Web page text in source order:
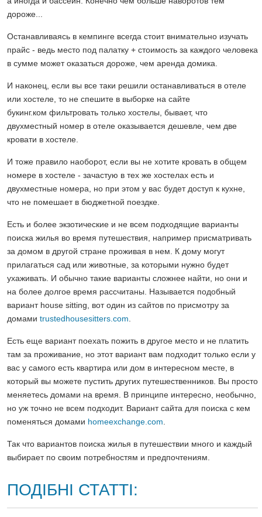
дороже...
Останавливаясь в кемпинге всегда стоит внимательно изучать
прайс - ведь место под палатку + стоимость за каждого человека
в сумме может оказаться дороже, чем аренда домика.
И наконец, если вы все таки решили останавливаться в отеле
или хостеле, то не спешите в выборке на сайте
букинг.ком фильтровать только хостелы, бывает, что
двухместный номер в отеле оказывается дешевле, чем две
кровати в хостеле.
И тоже правило наоборот, если вы не хотите кровать в общем
номере в хостеле - зачастую в тех же хостелах есть и
двухместные номера, но при этом у вас будет доступ к кухне,
что не помешает в бюджетной поездке.
Есть и более экзотические и не всем подходящие варианты
поиска жилья во время путешествия, например присматривать
за домом в другой стране проживая в нем. К дому могут
прилагаться сад или животные, за которыми нужно будет
ухаживать. И обычно такие варианты сложнее найти, но они и
на более долгое время рассчитаны. Называется подобный
вариант house sitting, вот один из сайтов по присмотру за
домами trustedhousesitters.com
Есть еще вариант поехать пожить в другое место и не платить
там за проживание, но этот вариант вам подходит только если у
вас у самого есть квартира или дом в интересном месте, в
который вы можете пустить других путешественников. Вы просто
меняетесь домами на время. В принципе интересно, необычно,
но уж точно не всем подходит. Вариант сайта для поиска с кем
поменяться домами homeexchange.com
Так что вариантов поиска жилья в путешествии много и каждый
выбирает по своим потребностям и предпочтениям.
ПОДІБНІ СТАТТІ: